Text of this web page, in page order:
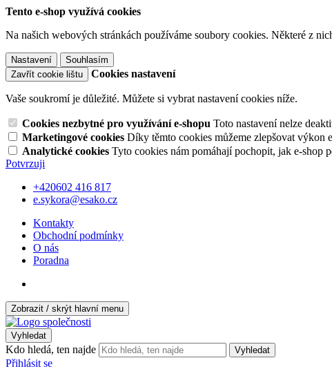
Tento e-shop využívá cookies
Na našich webových stránkách používáme soubory cookies. Některé z
Nastavení
Souhlasím
Zavřít cookie lištu
Cookies nastavení
Vaše soukromí je důležité. Můžete si vybrat nastavení cookies níže.
Cookies nezbytné pro využívání e-shopu Toto nastavení nelze
Marketingové cookies Díky těmto cookies můžeme zlepšovat výkon
Analytické cookies Tyto cookies nám pomáhají pochopit, jak e-shop
Potvrzuji
+420602 416 817
e.sykora@esako.cz
Kontakty
Obchodní podmínky
O nás
Poradna
Zobrazit / skrýt hlavní menu
Vyhledat
Kdo hledá, ten najde Vyhledat
Přihlásit se